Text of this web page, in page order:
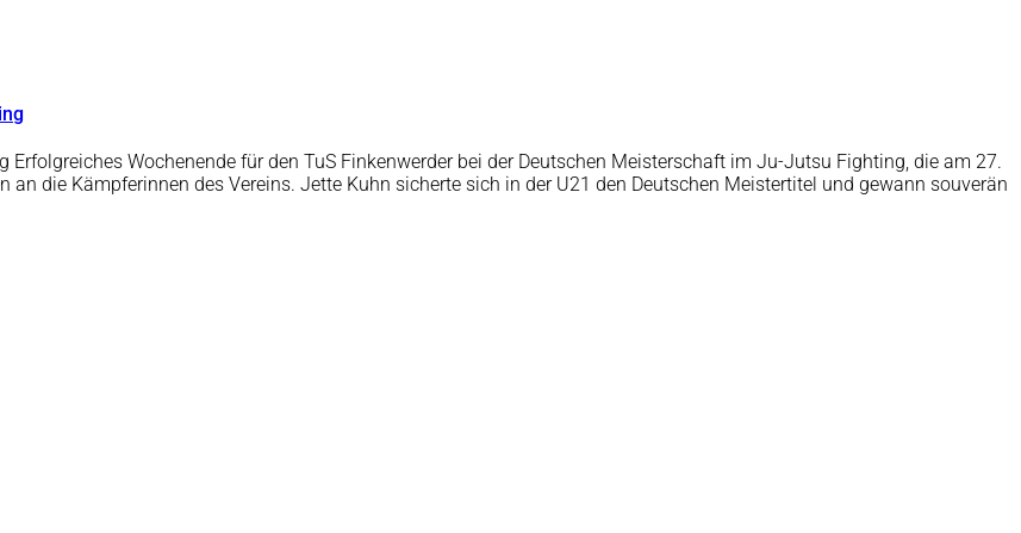
Wochenende für den TuS Finkenwerder bei der Deutschen Meisterschaft im Ju-Jutsu Fighting, die am 27.
die Kämpferinnen des Vereins. Jette Kuhn sicherte sich in der U21 den Deutschen Meistertitel und gewann souverän